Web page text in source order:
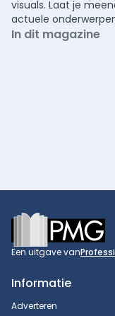
visuals. Laat je
actuele
In dit magazine
Footer
Een uitgave van
Informatie
Adverteren